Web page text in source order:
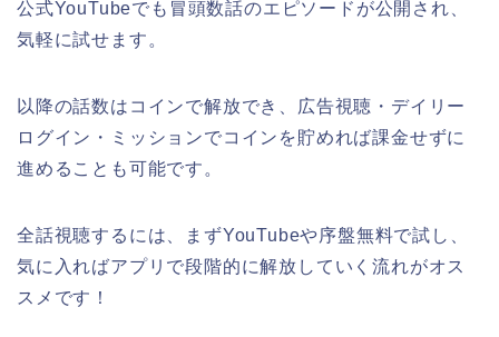
公式YouTubeでも冒頭数話のエピソードが公開され、
気軽に試せます。
以降の話数はコインで解放でき、広告視聴・デイリー
ログイン・ミッションでコインを貯めれば課金せずに
進めることも可能です。
全話視聴するには、まずYouTubeや序盤無料で試し、
気に入ればアプリで段階的に解放していく流れがオス
スメです！